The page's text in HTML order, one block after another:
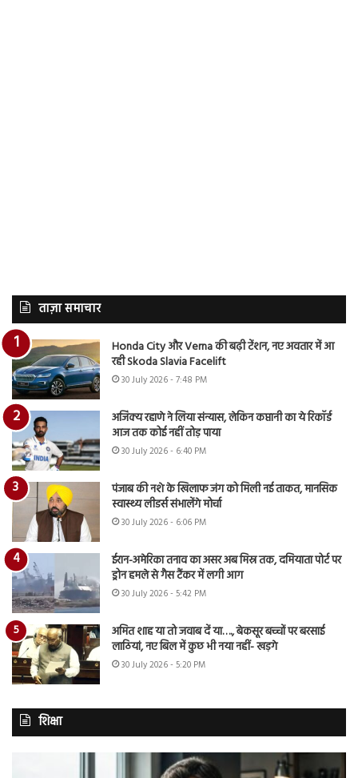
ताज़ा समाचार
Honda City और Verna की बढ़ी टेंशन, नए अवतार में आ
रही Skoda Slavia Facelift
30 July 2026 - 7:48 PM
अजिंक्य रहाणे ने लिया संन्यास, लेकिन कप्तानी का ये रिकॉर्ड
आज तक कोई नहीं तोड़ पाया
30 July 2026 - 6:40 PM
पंजाब की नशे के खिलाफ जंग को मिली नई ताकत, मानसिक
स्वास्थ्य लीडर्स संभालेंगे मोर्चा
30 July 2026 - 6:06 PM
ईरान-अमेरिका तनाव का असर अब मिस्र तक, दमियाता पोर्ट पर
ड्रोन हमले से गैस टैंकर में लगी आग
30 July 2026 - 5:42 PM
अमित शाह या तो जवाब दें या…., बेकसूर बच्चों पर बरसाई
लाठियां, नए बिल में कुछ भी नया नहीं- खड़गे
30 July 2026 - 5:20 PM
शिक्षा